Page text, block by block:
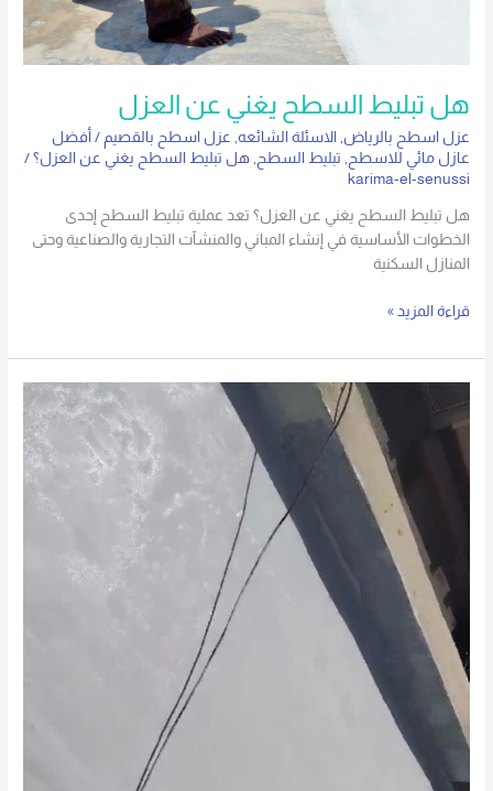
هل تبليط السطح يغني عن العزل
عزل اسطح بالرياض ,الاسئلة الشائعه عزل اسطح بالقصيم /أفضل
عازل مائي للاسطح تبليط السطح ,هل تبليط السطح يغني عن العزل؟ /
karima-el-senussi
هل تبليط السطح يغني عن العزل؟ تعد عملية تبليط السطح إحدى
الخطوات الأساسية في إنشاء المباني والمنشآت التجارية والصناعية وحتى
المنازل السكنية
قراءة المزيد »
عزل